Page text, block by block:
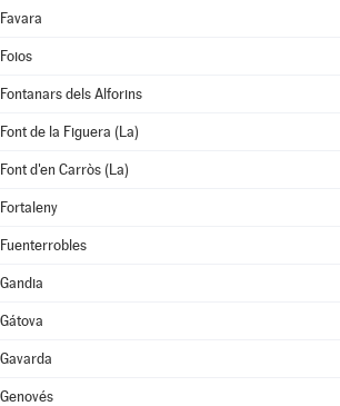
Favara
Foios
Fontanars dels Alforins
Font de la Figuera (La)
Font d'en Carròs (La)
Fortaleny
Fuenterrobles
Gandia
Gátova
Gavarda
Genovés